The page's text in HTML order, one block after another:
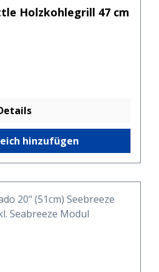
Holzkohlegrill 47 cm
hinzufügen